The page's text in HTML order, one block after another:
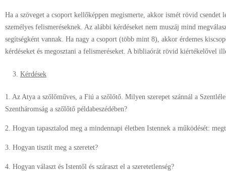
Ha a szöveget a csoport kellőképpen megismerte, akkor ismét rövid csendet
személyes felismeréseknek. Az alábbi kérdéseket nem muszáj mind
segítségként vannak. Ha nagy a csoport (több mint 8), akkor érdemes
kérdéseket és megosztani a felismeréseket. A bibliaórát rövid kiértékelővel
Kérdések
1. Az Atya a szőlőműves, a Fiú a szőlőtő. Milyen szerepet szánnál a
Szentháromság a szőlőtő példabeszédében?
2. Hogyan tapasztalod meg a mindennapi életben Istennek a működését:
3. Hogyan tisztít meg a szeretet?
4. Hogyan választ és Istentől és száraszt el a szeretetlenség?